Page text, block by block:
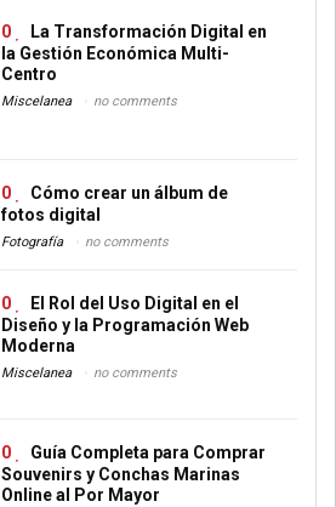
0
La Transformación Digital en
la Gestión Económica Multi-
Centro
Miscelanea no comments
0
Cómo crear un álbum de
fotos digital
Fotografía no comments
0
El Rol del Uso Digital en el
Diseño y la Programación Web
Moderna
Miscelanea no comments
0
Guía Completa para Comprar
Souvenirs y Conchas Marinas
Online al Por Mayor